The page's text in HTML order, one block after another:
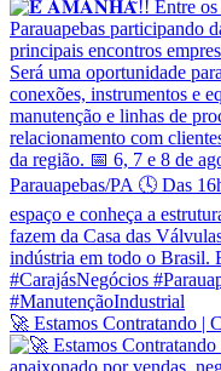
🚀 Estamos Contratando |